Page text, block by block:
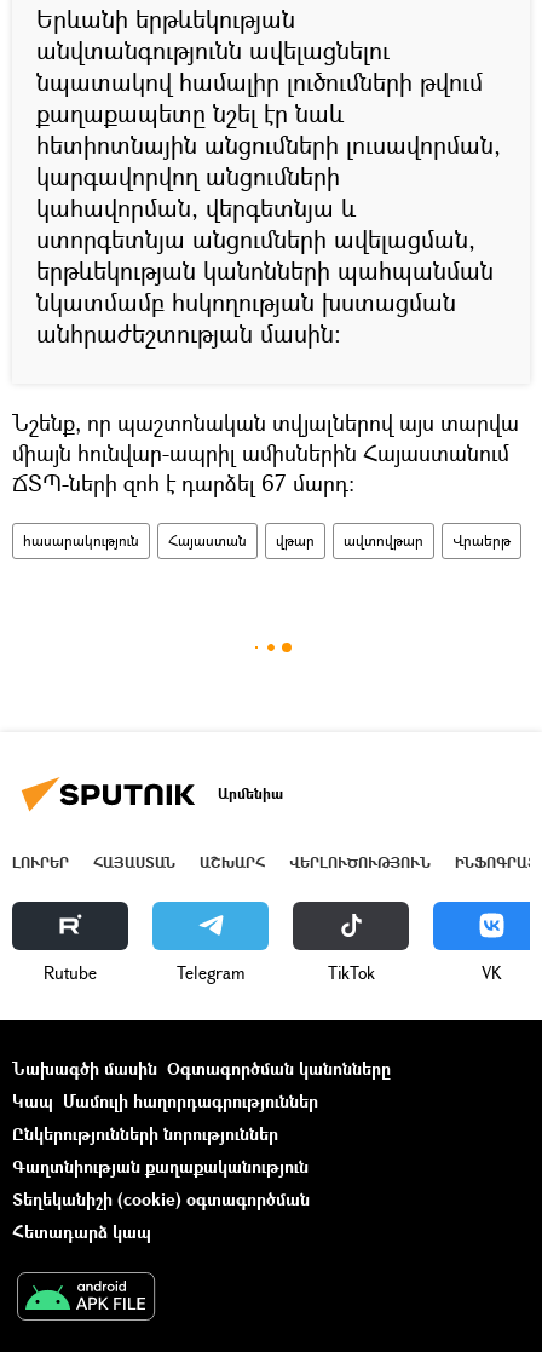
Երևանի երթևեկության
անվտանգությունն ավելացնելու
նպատակով համալիր լուծումների թվում
քաղաքապետը նշել էր նաև
հետիոտնային անցումների լուսավորման,
կարգավորվող անցումների
կահավորման, վերգետնյա և
ստորգետնյա անցումների ավելացման,
երթևեկության կանոնների պահպանման
նկատմամբ հսկողության խստացման
անհրաժեշտության մասին։
Նշենք, որ պաշտոնական տվյալներով այս տարվա
միայն հունվար-ապրիլ ամիսներին Հայաստանում
ՃՏՊ-ների զոհ է դարձել 67 մարդ:
հասարակություն Հայաստան վթար ավտովթար Վրաերթ
Արմենիա
ԼՈՒՐԵՐ ՀԱՅԱՍՏԱՆ ԱՇԽԱՐՀ ՎԵՐԼՈՒԾՈՒԹՅՈՒՆ
Rutube Telegram ТikТоk VK
Նախագծի մասին Օգտագործման կանոնները
Կապ Մամուլի հաղորդագրություններ
Ընկերությունների նորություններ
Գաղտնիության քաղաքականություն
Տեղեկանիշի (cookie) օգտագործման
Հետադարձ կապ